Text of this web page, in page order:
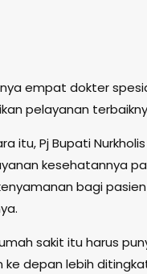
empat dokter
pelayanan
itu, Pj Bupati
kesehatannya
bagi
sakit itu harus
ke depan lebih